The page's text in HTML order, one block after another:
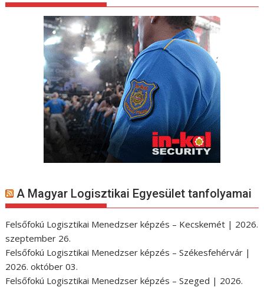
A Magyar Logisztikai Egyesület tanfolyamai
Felsőfokú Logisztikai Menedzser képzés – Kecskemét | 2026.
szeptember 26.
Felsőfokú Logisztikai Menedzser képzés – Székesfehérvár |
2026. október 03.
Felsőfokú Logisztikai Menedzser képzés – Szeged | 2026.